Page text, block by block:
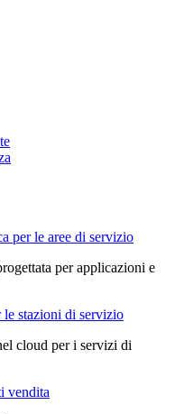
per le aree di servizio
per applicazioni e
stazioni di servizio
cloud per i servizi di
vendita